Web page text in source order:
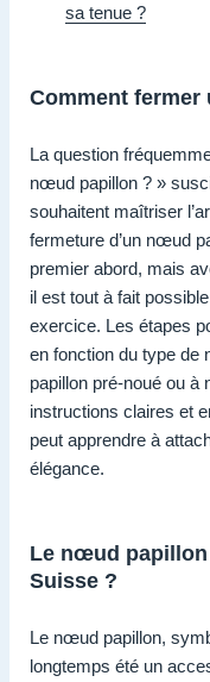
sa tenue ?
Comment
La question
nœud papillon ? »
souhaitent maîtriser
fermeture d’un nœud
premier abord, mais
il est tout à fait
exercice. Les étapes
en fonction du type de
papillon pré-noué ou à
instructions claires et
peut apprendre à
élégance.
Le nœud papillon
Suisse ?
Le nœud papillon,
longtemps été un